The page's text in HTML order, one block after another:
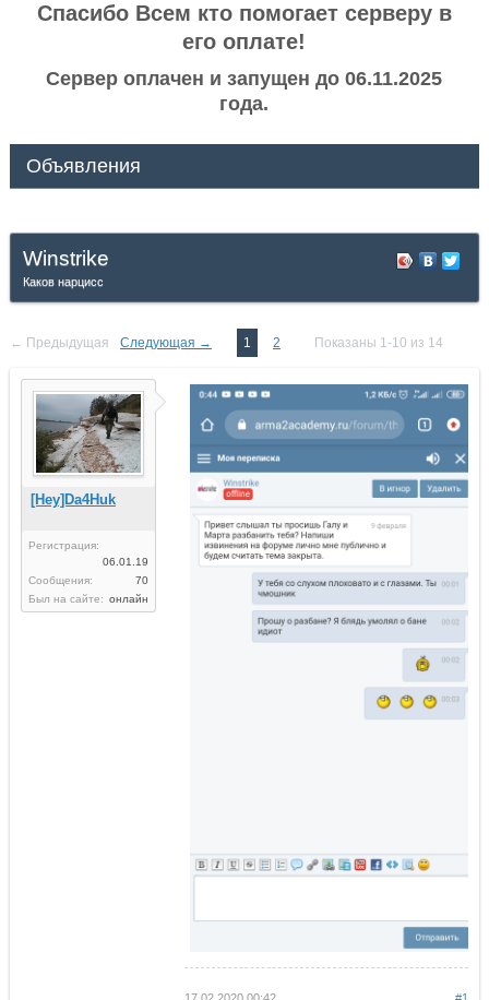
Спасибо Всем кто помогает серверу в
его оплате!
Сервер оплачен и запущен до 06.11.2025
года.
Объявления
Winstrike
Каков нарцисс
← Предыдущая Следующая → 1 2 Показаны 1-10 из 14
[Hey]Da4Huk
Регистрация:
06.01.19
Сообщения:
70
Был на сайте: онлайн